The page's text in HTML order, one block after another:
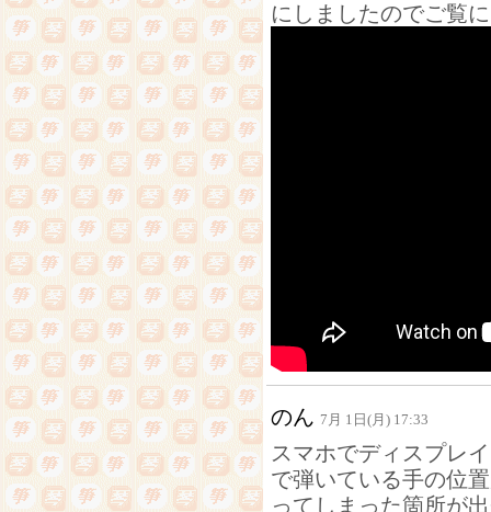
にしましたのでご覧
のん 7月 1日(月) 17:33
スマホでディスプレ
で弾いている手の位
ってしまった箇所が